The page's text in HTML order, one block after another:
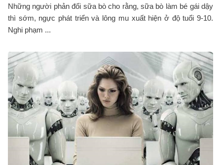
Những người phản đối sữa bò cho rằng, sữa bò làm bé gái dậy
thì sớm, ngực phát triển và lông mu xuất hiện ở độ tuổi 9-10.
Nghi phạm ...